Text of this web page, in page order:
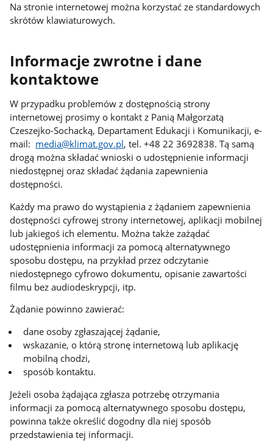
Na stronie internetowej można korzystać ze standardowych
skrótów klawiaturowych.
Informacje zwrotne i dane
kontaktowe
W przypadku problemów z dostępnością strony
internetowej prosimy o kontakt z Panią Małgorzatą
Czeszejko-Sochacką, Departament Edukacji i Komunikacji, e-
mail: media@klimat.gov.pl, tel. +48 22 3692838. Tą samą
drogą można składać wnioski o udostępnienie informacji
niedostępnej oraz składać żądania zapewnienia
dostępności.
Każdy ma prawo do wystąpienia z żądaniem zapewnienia
dostępności cyfrowej strony internetowej, aplikacji mobilnej
lub jakiegoś ich elementu. Można także zażądać
udostępnienia informacji za pomocą alternatywnego
sposobu dostępu, na przykład przez odczytanie
niedostępnego cyfrowo dokumentu, opisanie zawartości
filmu bez audiodeskrypcji, itp.
Żądanie powinno zawierać:
dane osoby zgłaszającej żądanie,
wskazanie, o którą stronę internetową lub aplikację
mobilną chodzi,
sposób kontaktu.
Jeżeli osoba żądająca zgłasza potrzebę otrzymania
informacji za pomocą alternatywnego sposobu dostępu,
powinna także określić dogodny dla niej sposób
przedstawienia tej informacji.